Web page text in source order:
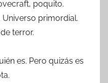
poquito.
primordial.
terror.
es. Pero quizás es